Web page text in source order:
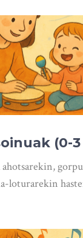
(0-
loturarekin